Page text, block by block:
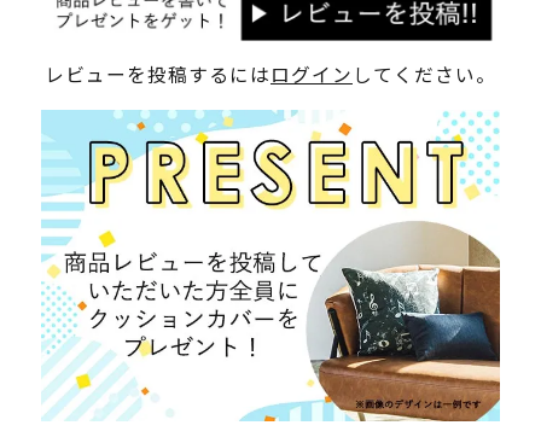
レビューを投稿するにはログイン してください。